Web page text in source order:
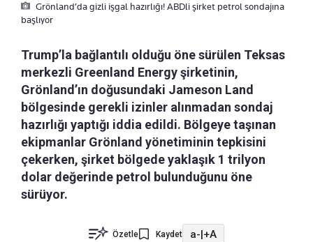
Grönland’da gizli işgal hazırlığı! ABDli şirket petrol sondajına
başlıyor
Trump’la bağlantılı olduğu öne sürülen Teksas
merkezli Greenland Energy şirketinin,
Grönland’ın doğusundaki Jameson Land
bölgesinde gerekli izinler alınmadan sondaj
hazırlığı yaptığı iddia edildi. Bölgeye taşınan
ekipmanlar Grönland yönetiminin tepkisini
çekerken, şirket bölgede yaklaşık 1 trilyon
dolar değerinde petrol bulunduğunu öne
sürüyor.
Özetle Kaydet a-|+A